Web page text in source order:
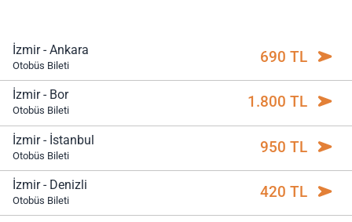
İzmir - Ankara
Otobüs Bileti 690 TL
İzmir - Bor
Otobüs Bileti 1.800 TL
İzmir - İstanbul
Otobüs Bileti 950 TL
İzmir - Denizli
Otobüs Bileti 420 TL